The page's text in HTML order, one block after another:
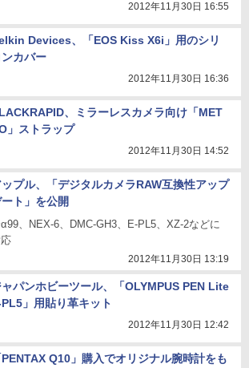
2012年11月30日 16:55
Devices、「EOS Kiss X6i」用のシリ
ンカバー
2012年11月30日 16:36
、ミラーレスカメラ向け「MET
」ストラップ
2012年11月30日 14:52
ップル、「デジタルカメラRAW互換性アップ
ト」を公開
、NEX-6、DMC-GH3、E-PL5、XZ-2などに
2012年11月30日 13:19
ャパンホビーツール、「OLYMPUS PEN Lite
PL5」用貼り革キット
2012年11月30日 12:42
PENTAX Q10」購入でオリジナル腕時計をも